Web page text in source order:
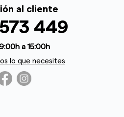
al cliente
449
a 15:00h
lo que necesites